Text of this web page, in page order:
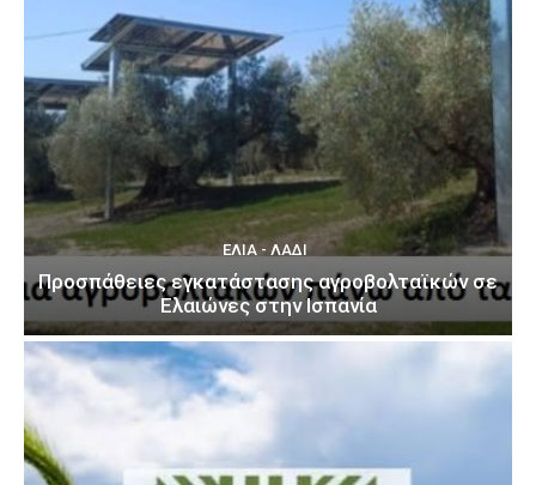
ΕΛΙΆ - ΛΆΔΙ
Προσπάθειες εγκατάστασης αγροβολταϊκών σε
Ελαιώνες στην Ισπανία